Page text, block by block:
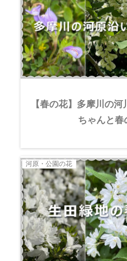
【春の花】多摩川の
ちゃんと春
河原・公園の花